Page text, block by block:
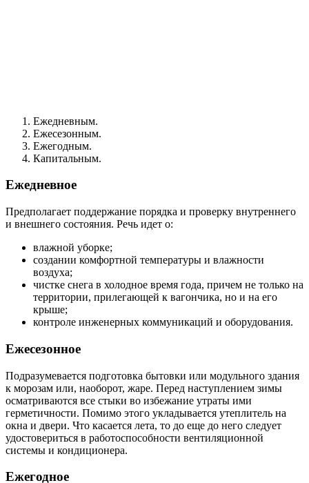
Ежедневным.
Ежесезонным.
Ежегодным.
Капитальным.
Ежедневное
Предполагает поддержание порядка и проверку внутреннего
и внешнего состояния. Речь идет о:
влажной уборке;
создании комфортной температуры и влажности
воздуха;
чистке снега в холодное время года, причем не только на
территории, прилегающей к вагончика, но и на его
крыше;
контроле инженерных коммуникаций и оборудования.
Ежесезонное
Подразумевается подготовка бытовки или модульного здания
к морозам или, наоборот, жаре. Перед наступлением зимы
осматриваются все стыки во избежание утраты ими
герметичности. Помимо этого укладывается утеплитель на
окна и двери. Что касается лета, то до еще до него следует
удостовериться в работоспособности вентиляционной
системы и кондиционера.
Ежегодное